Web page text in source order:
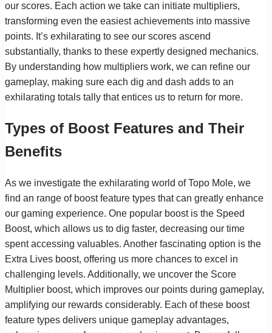
our scores. Each action we take can initiate multipliers,
transforming even the easiest achievements into massive
points. It’s exhilarating to see our scores ascend
substantially, thanks to these expertly designed mechanics.
By understanding how multipliers work, we can refine our
gameplay, making sure each dig and dash adds to an
exhilarating totals tally that entices us to return for more.
Types of Boost Features and Their
Benefits
As we investigate the exhilarating world of Topo Mole, we
find an range of boost feature types that can greatly enhance
our gaming experience. One popular boost is the Speed
Boost, which allows us to dig faster, decreasing our time
spent accessing valuables. Another fascinating option is the
Extra Lives boost, offering us more chances to excel in
challenging levels. Additionally, we uncover the Score
Multiplier boost, which improves our points during gameplay,
amplifying our rewards considerably. Each of these boost
feature types delivers unique gameplay advantages,